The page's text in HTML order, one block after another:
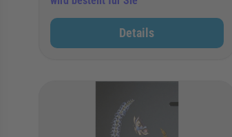
Details